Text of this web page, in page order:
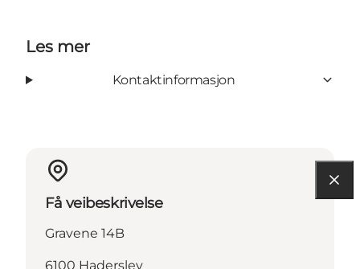
Les mer
Kontaktinformasjon
Få veibeskrivelse
Gravene 14B
6100 Haderslev